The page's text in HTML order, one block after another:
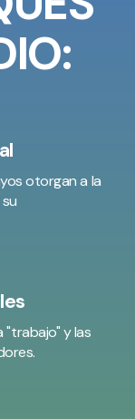
otorgan a la
"trabajo" y las